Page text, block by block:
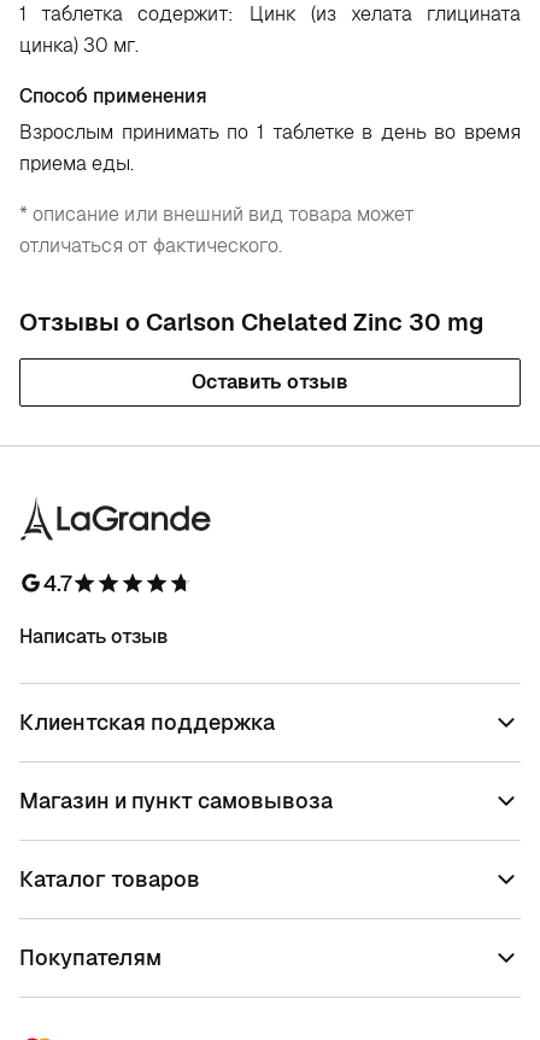
1 таблетка содержит: Цинк (из хелата глицината
цинка) 30 мг.
Способ применения
Взрослым принимать по 1 таблетке в день во время
приема еды.
* описание или внешний вид товара может
отличаться от фактического.
Отзывы о Carlson Chelated Zinc 30 mg
Оставить отзыв
4.7
Написать отзыв
Клиентская поддержка
Магазин и пункт самовывоза
Каталог товаров
Покупателям